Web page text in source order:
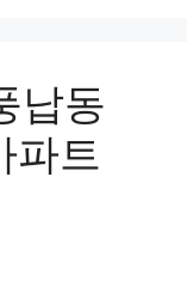
납동
파트